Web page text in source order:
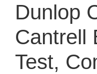
Dunlop
Cantrell
Test,